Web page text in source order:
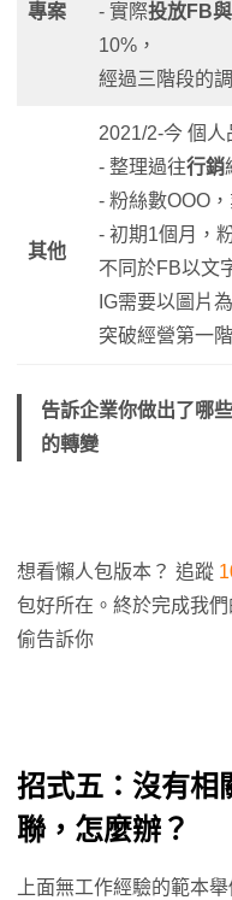
專案
- 實際投放FB
10%，
經過三階段的
其他
2021/2-今 個
- 整理過往行銷
- 粉絲數OOO
- 初期1個月，
不同於FB以文
IG需要以圖片
突破經營第一
告訴企業你做出了哪
的轉變
想看懶人包版本？ 追蹤
包好所在。終於完成我
偷告訴你
招式五：沒有相
聯，怎麼辦？
上面無工作經驗的範本